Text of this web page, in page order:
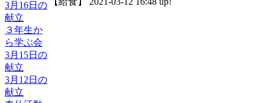
3月16日の
献立
３年生か
ら学ぶ会
3月15日の
献立
3月12日の
献立